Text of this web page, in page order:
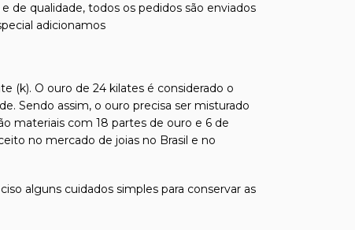
de qualidade, todos os pedidos são enviados
adicionamos
(k). O ouro de 24 kilates é considerado o
Sendo assim, o ouro precisa ser misturado
materiais com 18 partes de ouro e 6 de
no mercado de joias no Brasil e no
alguns cuidados simples para conservar as